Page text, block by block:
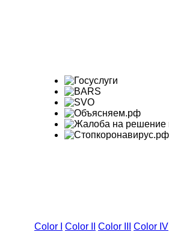
Color I Color II Color III Color IV